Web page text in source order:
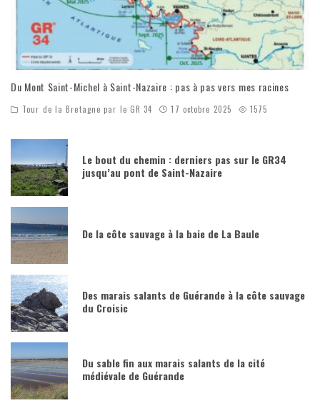
Du Mont Saint-Michel à Saint-Nazaire : pas à pas vers mes racines
Tour de la Bretagne par le GR 34 17 octobre 2025 1575
Le bout du chemin : derniers pas sur le GR34
jusqu’au pont de Saint-Nazaire
De la côte sauvage à la baie de La Baule
Des marais salants de Guérande à la côte sauvage
du Croisic
Du sable fin aux marais salants de la cité
médiévale de Guérande